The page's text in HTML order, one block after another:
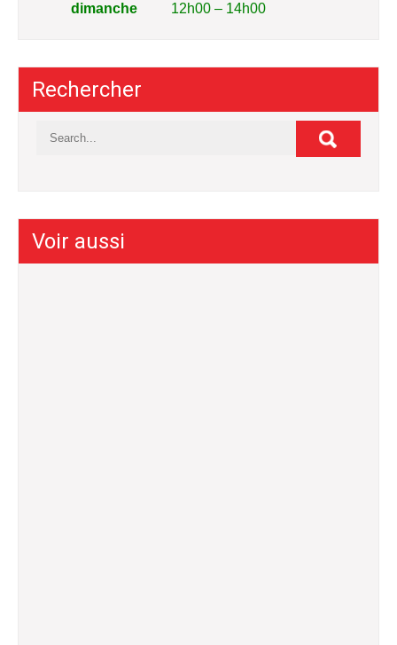
dimanche
12h00 – 14h00
Rechercher
Voir aussi